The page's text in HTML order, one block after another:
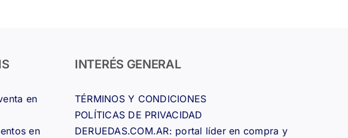
en
en
INTERÉS GENERAL
TÉRMINOS Y CONDICIONES
POLÍTICAS DE PRIVACIDAD
DERUEDAS.COM.AR: portal líder en compra y